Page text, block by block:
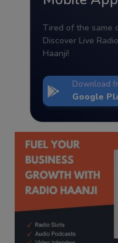
Tired of the same
Discover Live
Haanji!
Download
Google